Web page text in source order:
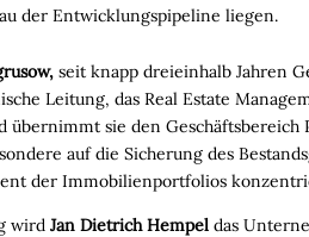
der Entwicklungspipeline liegen.
seit knapp dreieinhalb Jahren
Leitung, das Real Estate
übernimmt sie den
auf die Sicherung des
der Immobilienportfolios
wird Jan Dietrich Hempel das